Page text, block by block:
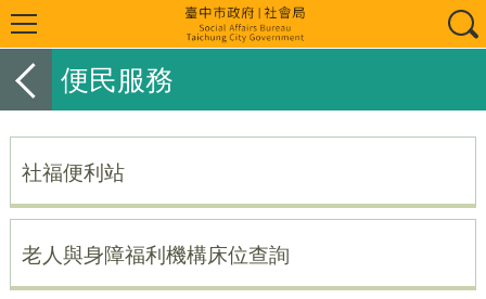
便民服務
社福便利站
老人與身障福利機構床位查詢